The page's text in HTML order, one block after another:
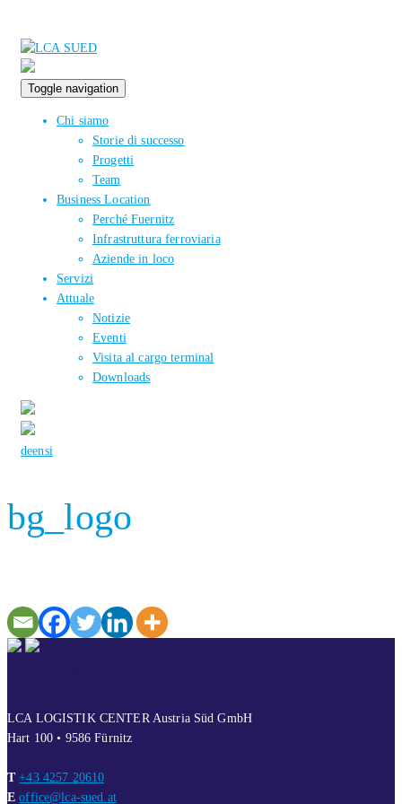
Toggle navigation
Chi siamo
Storie di successo
Progetti
Team
Business Location
Perché Fuernitz
Infrastruttura ferroviaria
Aziende in loco
Servizi
Attuale
Notizie
Eventi
Visita al cargo terminal
Downloads
deensi
bg_logo
LCA LOGISTIK CENTER Austria Süd GmbH
Hart 100 • 9586 Fürnitz
T +43 4257 20610
E office@lca-sued.at